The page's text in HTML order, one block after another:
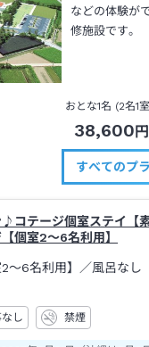
などの体験が
修施設です。
おとな1名 (2名1
38,600円
すべてのプ
コテージ個室ステイ【
個室2～6名利用】
～6名利用】
／風呂なし
し 禁煙